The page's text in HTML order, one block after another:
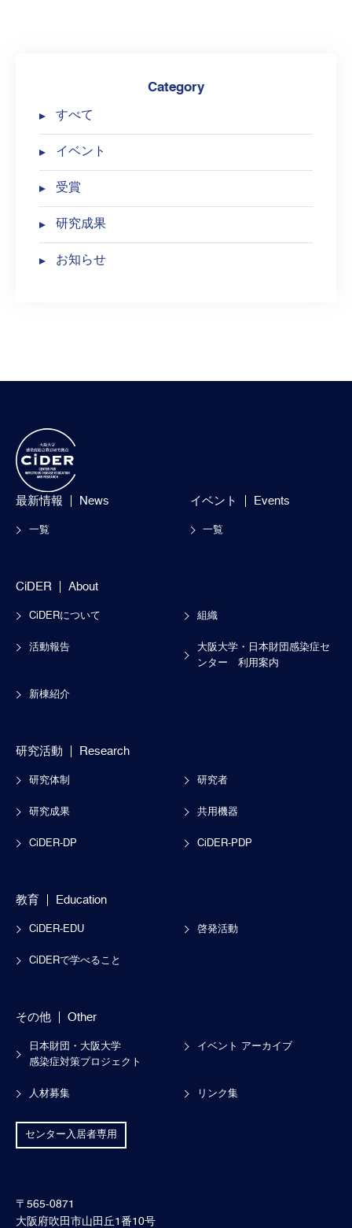
Category
すべて
イベント
受賞
研究成果
お知らせ
最新情報 News
一覧
イベント Events
一覧
CiDER About
CiDERについて 組織
活動報告
大阪大学・日本財団感染症セ
ンター 利用案内
新棟紹介
研究活動 Research
研究体制 研究者
研究成果 共用機器
CiDER-DP CiDER-PDP
教育 Education
CiDER-EDU 啓発活動
CiDERで学べること
その他 Other
日本財団・大阪大学
感染症対策プロジェクト
イベント アーカイブ
人材募集 リンク集
センター入居者専用
〒565-0871
大阪府吹田市山田丘1番10号